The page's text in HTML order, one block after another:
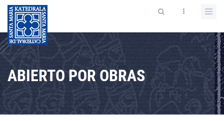
ABIERTO POR OBRAS